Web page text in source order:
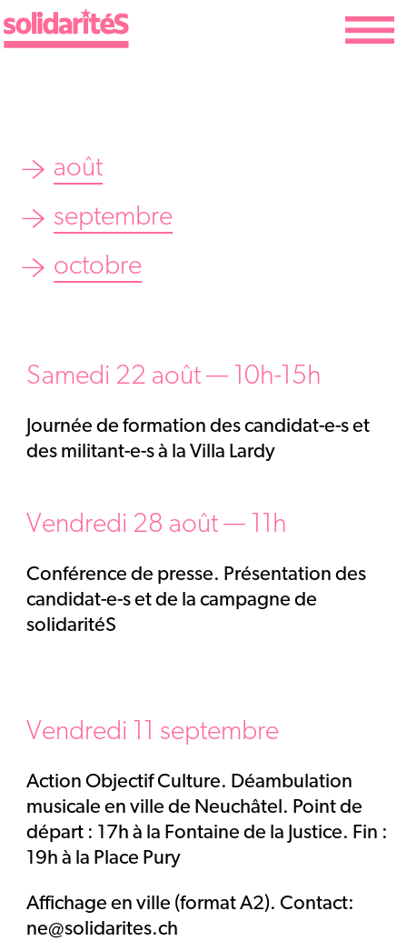
août
septembre
octobre
Samedi 22 août — 10h-15h
Journée de formation des candidat-e-s et
des militant-e-s à la Villa Lardy
Vendredi 28 août — 11h
Conférence de presse. Présentation des
candidat-e-s et de la campagne de
solidaritéS
Vendredi 11 septembre
Action Objectif Culture. Déambulation
musicale en ville de Neuchâtel. Point de
départ : 17h à la Fontaine de la Justice. Fin :
19h à la Place Pury
Affichage en ville (format A2). Contact:
ne@solidarites.ch